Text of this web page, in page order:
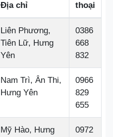
Địa chỉ
thoại
Liên Phương,
Tiên Lữ, Hưng
Yên
0386
668
832
Nam Trì, Ân Thi,
Hưng Yên
0966
829
655
Mỹ Hào, Hưng
0972